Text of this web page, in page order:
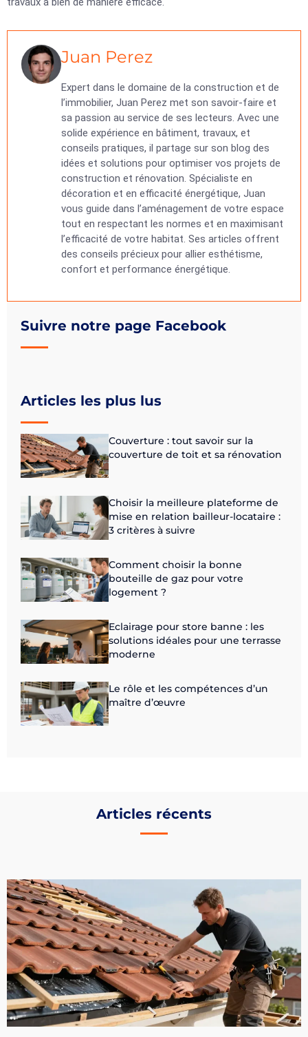
Suivre notre page Facebook
Articles les plus lus
Couverture : tout savoir sur la
couverture de toit et sa rénovation
Choisir la meilleure plateforme de
mise en relation bailleur-locataire :
3 critères à suivre
Comment choisir la bonne
bouteille de gaz pour votre
logement ?
Eclairage pour store banne : les
solutions idéales pour une terrasse
moderne
Le rôle et les compétences d’un
maître d’œuvre
Juan Perez
Expert dans le domaine de la construction et de
l’immobilier, Juan Perez met son savoir-faire et
sa passion au service de ses lecteurs. Avec une
solide expérience en bâtiment, travaux, et
conseils pratiques, il partage sur son blog des
idées et solutions pour optimiser vos projets de
construction et rénovation. Spécialiste en
décoration et en efficacité énergétique, Juan
vous guide dans l’aménagement de votre espace
tout en respectant les normes et en maximisant
l’efficacité de votre habitat. Ses articles offrent
des conseils précieux pour allier esthétisme,
confort et performance énergétique.
Articles récents